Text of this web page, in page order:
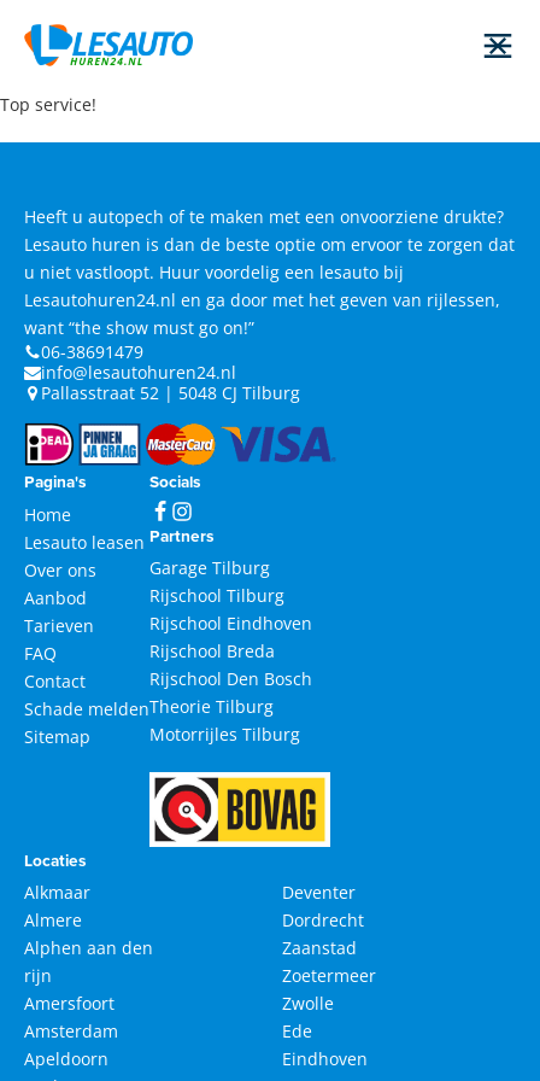
Top service!
Heeft u autopech of te maken met een onvoorziene drukte?
Lesauto huren is dan de beste optie om ervoor te zorgen dat
u niet vastloopt. Huur voordelig een lesauto bij
Lesautohuren24.nl en ga door met het geven van rijlessen,
want “the show must go on!”
06-38691479
info@lesautohuren24.nl
Pallasstraat 52 | 5048 CJ Tilburg
Pagina's
Home
Lesauto leasen
Over ons
Aanbod
Tarieven
FAQ
Contact
Schade melden
Sitemap
Locaties
Alkmaar
Almere
Alphen aan den
rijn
Amersfoort
Amsterdam
Apeldoorn
Deventer
Dordrecht
Zaanstad
Zoetermeer
Zwolle
Ede
Eindhoven
Partners
Garage Tilburg
Rijschool Tilburg
Rijschool Eindhoven
Rijschool Breda
Rijschool Den Bosch
Theorie Tilburg
Motorrijles Tilburg
Socials